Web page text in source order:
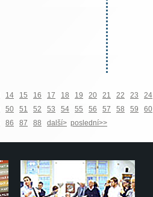
14 15 16 17 18 19 20 21 22 23 24
50 51 52 53 54 55 56 57 58 59 60
86 87 88 další> poslední>>